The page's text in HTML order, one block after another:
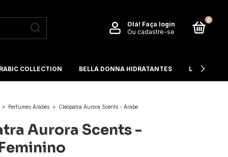
Olá! Faça login
Ou cadastre-se
0
COLLECTION BELLA DONNA HIDRATANTES
> Perfumes Árabes > Cleópatra Aurora Scents - Árabe
Aurora Scents -